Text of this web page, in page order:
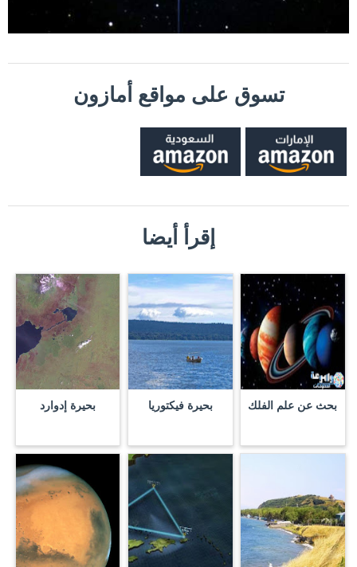
تسوق على مواقع أمازون
إقرأ أيضا
بحث عن علم الفلك بحيرة فيكتوريا بحيرة إدوارد